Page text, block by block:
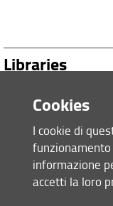
Libraries
catalogues:
Libraries|Collections|
Site map
Cookies
I cookie di
funzionamento
informazione
accetti la loro